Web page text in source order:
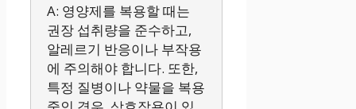
A: 영양제를 복용할 때는
권장 섭취량을 준수하고,
알레르기 반응이나 부작용
에 주의해야 합니다. 또한,
특정 질병이나 약물을 복용